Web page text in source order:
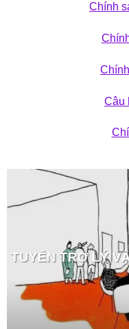
Chính
Câu
TUYỂN TRỢ LÝ